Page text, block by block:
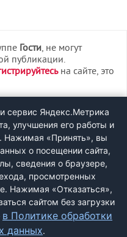
Гости, не могут
публикации.
на сайте, это
сервис Яндекс.Метрика
улучшения его работы и
Нажимая «Принять», вы
о посещении сайта,
сведения о браузере,
просмотренных
Нажимая «Отказаться»,
сайтом без загрузки
в Политике обработки
данных.